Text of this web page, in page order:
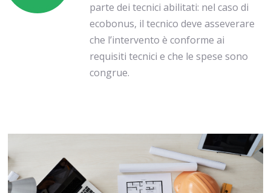
parte dei tecnici abilitati: nel caso di
ecobonus, il tecnico deve asseverare
che l’intervento è conforme ai
requisiti tecnici e che le spese sono
congrue.